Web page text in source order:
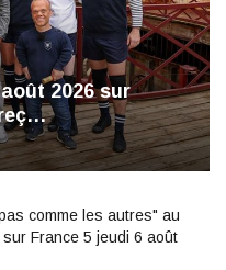
2026 sur
comme les autres" au
France 5 jeudi 6 août